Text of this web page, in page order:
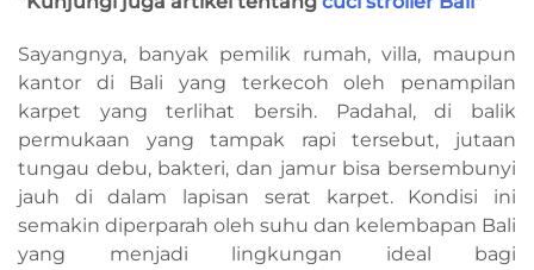
Sayangnya, banyak pemilik rumah, villa, maupun
kantor di Bali yang terkecoh oleh penampilan
karpet yang terlihat bersih. Padahal, di balik
permukaan yang tampak rapi tersebut, jutaan
tungau debu, bakteri, dan jamur bisa bersembunyi
jauh di dalam lapisan serat karpet. Kondisi ini
semakin diperparah oleh suhu dan kelembapan Bali
yang menjadi lingkungan ideal bagi